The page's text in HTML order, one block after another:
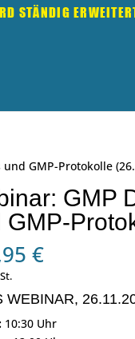
STÄNDIG
GMP-Protokolle
GMP
GMP-
€
WEBINAR,
10:30 Uhr